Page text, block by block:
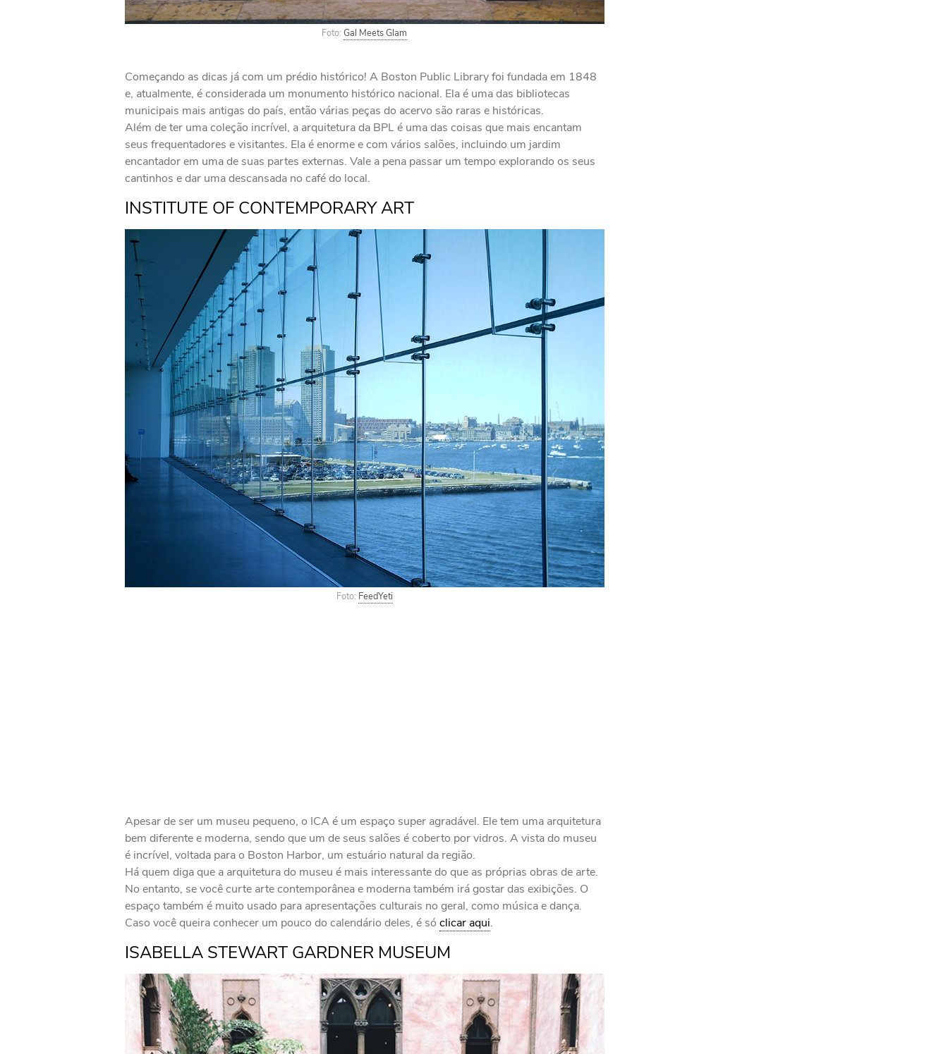
Foto:Gal Meets Glam
Começando as dicas já com um prédio histórico! A Boston Public Library foi fundada em 1848
e, atualmente, é considerada um monumento histórico nacional. Ela é uma das bibliotecas
municipais mais antigas do país, então várias peças do acervo são raras e históricas.
Além de ter uma coleção incrível, a arquitetura da BPL é uma das coisas que mais encantam
seus frequentadores e visitantes. Ela é enorme e com vários salões, incluindo um jardim
encantador em uma de suas partes externas. Vale a pena passar um tempo explorando os seus
cantinhos e dar uma descansada no café do local.
INSTITUTE OF CONTEMPORARY ART
Foto: FeedYeti
Apesar de ser um museu pequeno, o ICA é um espaço super agradável. Ele tem uma arquitetura
bem diferente e moderna, sendo que um de seus salões é coberto por vidros. A vista do museu
é incrível, voltada para o Boston Harbor, um estuário natural da região.
Há quem diga que a arquitetura do museu é mais interessante do que as próprias obras de arte.
No entanto, se você curte arte contemporânea e moderna também irá gostar das exibições. O
espaço também é muito usado para apresentações culturais no geral, como música e dança.
Caso você queira conhecer um pouco do calendário deles, é só clicar aqui.
ISABELLA STEWART GARDNER MUSEUM